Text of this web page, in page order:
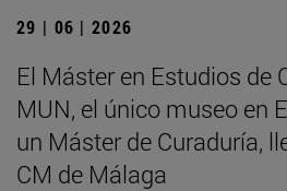
29 | 06 | 2026
El Máster en Estudios de
MUN, el único museo en
un Máster de Curaduría,
CM de Málaga